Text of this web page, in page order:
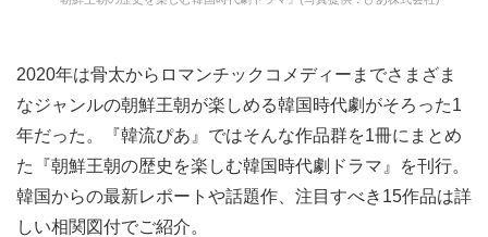
2020年は骨太からロマンチックコメディーまでさまざま
なジャンルの朝鮮王朝が楽しめる韓国時代劇がそろった1
年だった。『韓流ぴあ』ではそんな作品群を1冊にまとめ
た『朝鮮王朝の歴史を楽しむ韓国時代劇ドラマ』を刊行。
韓国からの最新レポートや話題作、注目すべき15作品は詳
しい相関図付でご紹介。